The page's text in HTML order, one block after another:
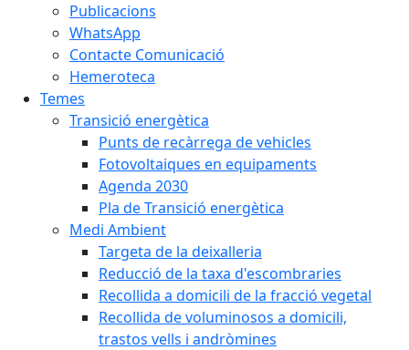
Publicacions
WhatsApp
Contacte Comunicació
Hemeroteca
Temes
Transició energètica
Punts de recàrrega de vehicles
Fotovoltaiques en equipaments
Agenda 2030
Pla de Transició energètica
Medi Ambient
Targeta de la deixalleria
Reducció de la taxa d'escombraries
Recollida a domicili de la fracció vegetal
Recollida de voluminosos a domicili,
trastos vells i andròmines